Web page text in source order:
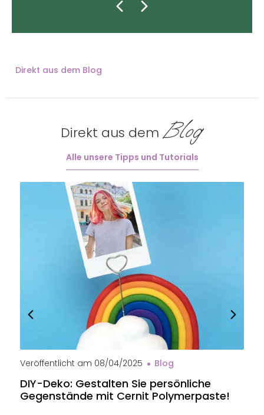
Direkt aus dem Blog
Direkt aus dem Blog
Alle unsere Tipps und Tutorials
Veröffentlicht am 08/04/2025 Blog
DIY-Deko: Gestalten Sie persönliche
Gegenstände mit Cernit Polymerpaste!